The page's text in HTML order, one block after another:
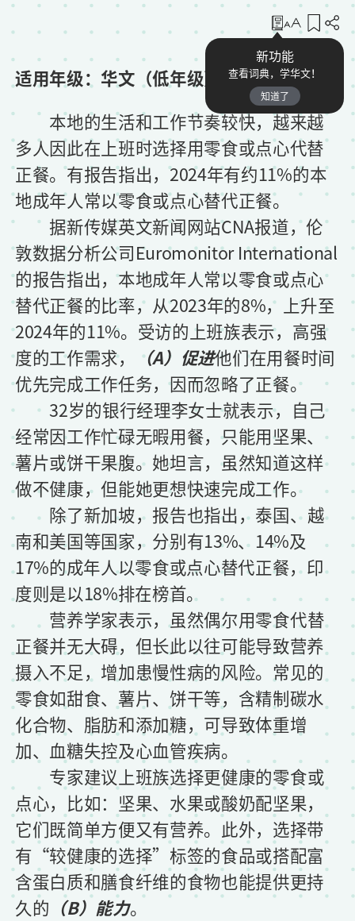
新功能
查看词典，学华文！
知道了
收藏
适用年级：华文（低年级）
本地的生活和工作节奏较快，越来越
多人因此在上班时选择用零食或点心代替
正餐。有报告指出，2024年有约11%的本
地成年人常以零食或点心替代正餐。
据新传媒英文新闻网站CNA报道，伦
敦数据分析公司Euromonitor International
的报告指出，本地成年人常以零食或点心
替代正餐的比率，从2023年的8%，上升至
2024年的11%。受访的上班族表示，高强
度的工作需求，
（A）促进他们在用餐时间
优先完成工作任务，因而忽略了正餐。
32岁的银行经理李女士就表示，自己
经常因工作忙碌无暇用餐，只能用坚果、
薯片或饼干果腹。她坦言，虽然知道这样
做不健康，但能她更想快速完成工作。
除了新加坡，报告也指出，泰国、越
南和美国等国家，分别有13%、14%及
17%的成年人以零食或点心替代正餐，印
度则是以18%排在榜首。
营养学家表示，虽然偶尔用零食代替
正餐并无大碍，但长此以往可能导致营养
摄入不足，增加患慢性病的风险。常见的
零食如甜食、薯片、饼干等，含精制碳水
化合物、脂肪和添加糖，可导致体重增
加、血糖失控及心血管疾病。
专家建议上班族选择更健康的零食或
点心，比如：坚果、水果或酸奶配坚果，
它们既简单方便又有营养。此外，选择带
有“较健康的选择”标签的食品或搭配富
含蛋白质和膳食纤维的食物也能提供更持
久的 （B）能力。